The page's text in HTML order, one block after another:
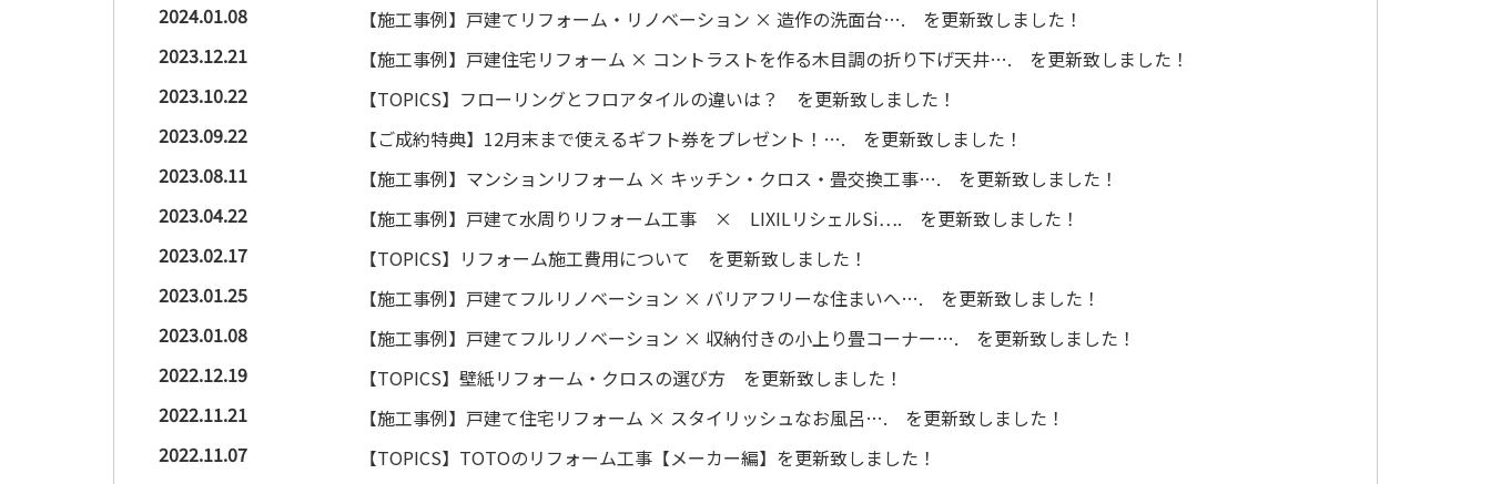
2024.01.08
【施工事例】戸建てリフォーム・リノベーション × 造作の洗面台…. を更新致しました！
2023.12.21
【施工事例】戸建住宅リフォーム × コントラストを作る木目調の折り下げ天井…. を更新致しました！
2023.10.22
【TOPICS】フローリングとフロアタイルの違いは？ を更新致しました！
2023.09.22
【ご成約特典】12月末まで使えるギフト券をプレゼント！…. を更新致しました！
2023.08.11
【施工事例】マンションリフォーム × キッチン・クロス・畳交換工事…. を更新致しました！
2023.04.22
【施工事例】戸建て水周りリフォーム工事 × LIXILリシェルSi…. を更新致しました！
2023.02.17
【TOPICS】リフォーム施工費用について を更新致しました！
2023.01.25
【施工事例】戸建てフルリノベーション × バリアフリーな住まいへ…. を更新致しました！
2023.01.08
【施工事例】戸建てフルリノベーション × 収納付きの小上り畳コーナー…. を更新致しました！
2022.12.19
【TOPICS】壁紙リフォーム・クロスの選び方 を更新致しました！
2022.11.21
【施工事例】戸建て住宅リフォーム × スタイリッシュなお風呂…. を更新致しました！
2022.11.07
【TOPICS】TOTOのリフォーム工事【メーカー編】を更新致しました！